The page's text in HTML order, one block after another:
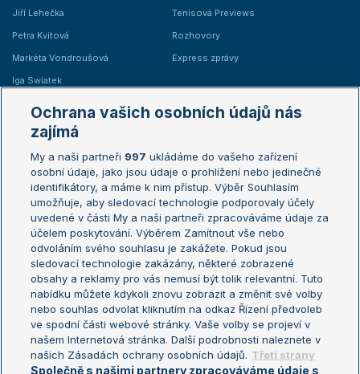
Jiří Lehečka
Petra Kvitová
Markéta Vondroušová
Iga Swiatek
Tenisová Previews
Rozhovory
Express zprávy
Žebříčky
Žebříček ATP (muži)
Žebříček WTA (ženy)
Sázkařský žebříček
Australian Open
French Open
Wimbledon
US Open
Turnaj mistrů
Turnaj mistryň
Aktualní trendy
Fotbalové přestupy
Livesport Daily
LS Prague Open
Ochrana vašich osobních údajů nás
zajímá
My a naši partneři 997 ukládáme do vašeho zařízení
osobní údaje, jako jsou údaje o prohlížení nebo jedinečné
identifikátory, a máme k nim přístup. Výběr Souhlasím
umožňuje, aby sledovací technologie podporovaly účely
uvedené v části My a naši partneři zpracováváme údaje za
účelem poskytování. Výběrem Zamítnout vše nebo
odvoláním svého souhlasu je zakážete. Pokud jsou
sledovací technologie zakázány, některé zobrazené
obsahy a reklamy pro vás nemusí být tolik relevantní. Tuto
nabídku můžete kdykoli znovu zobrazit a změnit své volby
nebo souhlas odvolat kliknutím na odkaz Řízení předvoleb
ve spodní části webové stránky. Vaše volby se projeví v
našem Internetová stránka. Další podrobnosti naleznete v
našich Zásadách ochrany osobních údajů. Třetí strany
Společně s našimi partnery zpracováváme údaje s